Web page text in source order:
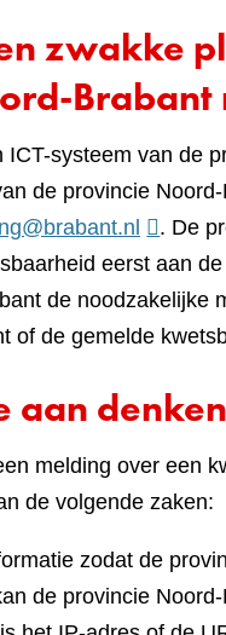
zwakke
Brabant
ICT-systeem van de
de provincie
. De
eerst aan
de noodzakelijke
of de gemelde
aan
melding over een
de volgende zaken:
zodat de
de provincie